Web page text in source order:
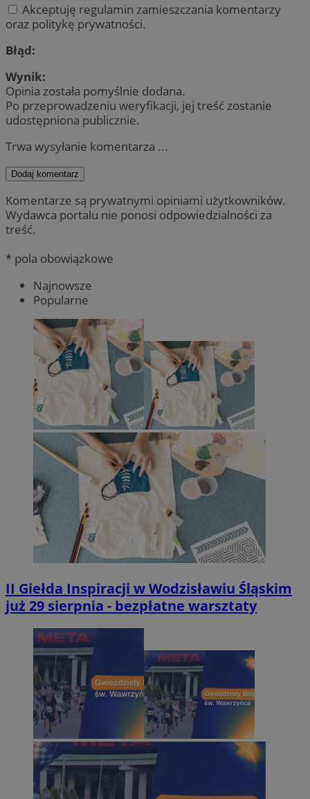
Akceptuję regulamin zamieszczania komentarzy
oraz politykę prywatności.
Błąd:
Wynik:
Opinia została pomyślnie dodana.
Po przeprowadzeniu weryfikacji, jej treść zostanie
udostępniona publicznie.
Trwa wysyłanie komentarza ...
Dodaj komentarz
Komentarze są prywatnymi opiniami użytkowników.
Wydawca portalu nie ponosi odpowiedzialności za
treść.
* pola obowiązkowe
Najnowsze
Popularne
II Giełda Inspiracji w Wodzisławiu Śląskim
już 29 sierpnia - bezpłatne warsztaty